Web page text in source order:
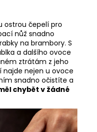
ostrou čepelí pro
nůž snadno
na brambory. S
a dalšího ovoce
ztrátám z jeho
najde nejen u ovoce
snadno očistíte a
chybět v žádné